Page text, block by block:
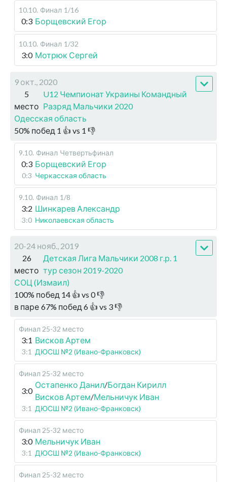
10.10. Финал 1/16
0:3 Борщевский Егор
10.10. Финал 1/32
3:0 Мотрюк Сергей
9 окт., 2020
5
место
U12 Чемпионат Украины Командный
Разряд Мальчики 2020
Одесская область
50% побед 1 👍 vs 1 👎
9.10. Финал Четвертьфинал
0:3 Борщевский Егор
0:3 Черкасская область
9.10. Финал 1/8
3:2 Шинкарев Александр
3:0 Николаевская область
20-24 нояб., 2019
26
место
Детская Лига Мальчики 2008 г.р. 1
тур сезон 2019-2020
СОЦ (Измаил)
100% побед 14 👍 vs 0👎
в паре 67% побед 6 👍 vs 3👎
Финал 25-32 место
3:1 Висков Артем
3:1 ДЮСШ №2 (Ивано-Франковск)
Финал 25-32 место
3:0
Остапенко Данил/Богдан Кирилл
Висков Артем/Мельничук Иван
3:1 ДЮСШ №2 (Ивано-Франковск)
Финал 25-32 место
3:0 Мельничук Иван
3:1 ДЮСШ №2 (Ивано-Франковск)
Финал 25-32 место